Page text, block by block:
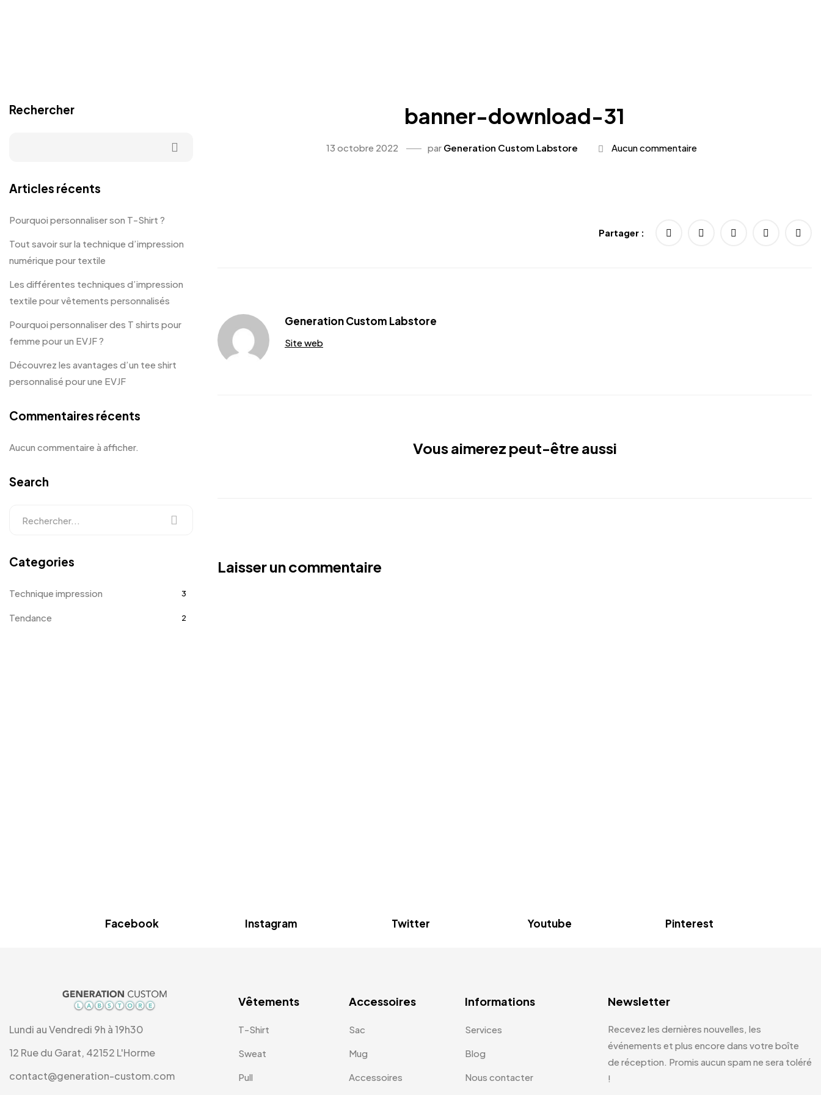
banner-download-31
13 octobre 2022 par Generation Custom Labstore Aucun commentaire
Partager :
Generation Custom Labstore
Site web
Vous aimerez peut-être aussi
Laisser un commentaire
Rechercher
Articles récents
Pourquoi personnaliser son T-Shirt ?
Tout savoir sur la technique d’impression
numérique pour textile
Les différentes techniques d’impression
textile pour vêtements personnalisés
Pourquoi personnaliser des T shirts pour
femme pour un EVJF ?
Découvrez les avantages d’un tee shirt
personnalisé pour une EVJF
Commentaires récents
Aucun commentaire à afficher.
Search
Categories
Technique impression 3
Tendance 2
Facebook Instagram Twitter Youtube Pinterest
Lundi au Vendredi 9h à 19h30
12 Rue du Garat, 42152 L'Horme
contact@generation-custom.com
Vêtements
T-Shirt
Sweat
Pull
Accessoires
Sac
Mug
Accessoires
Informations
Services
Blog
Nous contacter
Newsletter
Recevez les dernières nouvelles, les
événements et plus encore dans votre boîte
de réception. Promis aucun spam ne sera toléré
!